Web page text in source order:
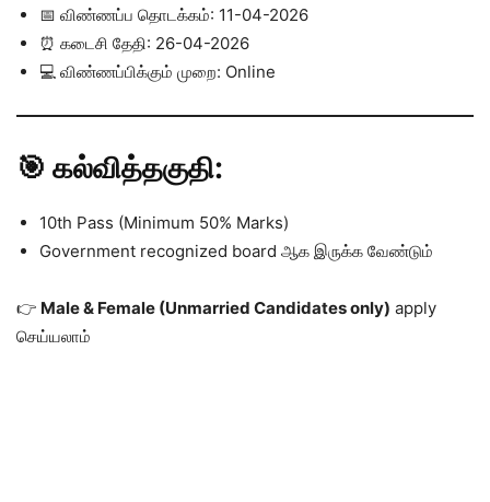
📅 விண்ணப்ப தொடக்கம்: 11-04-2026
⏰ கடைசி தேதி: 26-04-2026
💻 விண்ணப்பிக்கும் முறை: Online
🎯 கல்வித்தகுதி:
10th Pass (Minimum 50% Marks)
Government recognized board ஆக இருக்க வேண்டும்
👉 Male & Female (Unmarried Candidates only) apply
செய்யலாம்